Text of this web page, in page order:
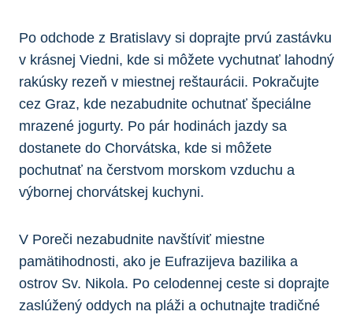
Po odchode z Bratislavy si doprajte prvú zastávku
v krásnej Viedni, kde si môžete vychutnať lahodný
rakúsky rezeň v miestnej reštaurácii. Pokračujte
cez Graz, kde nezabudnite ochutnať špeciálne
mrazené jogurty. Po pár hodinách jazdy sa
dostanete do Chorvátska, kde si môžete
pochutnať na čerstvom morskom vzduchu a
výbornej chorvátskej kuchyni.
V Poreči nezabudnite navštíviť miestne
pamätihodnosti, ako je Eufrazijeva bazilika a
ostrov Sv. Nikola. Po celodennej ceste si doprajte
zaslúžený oddych na pláži a ochutnajte tradičné